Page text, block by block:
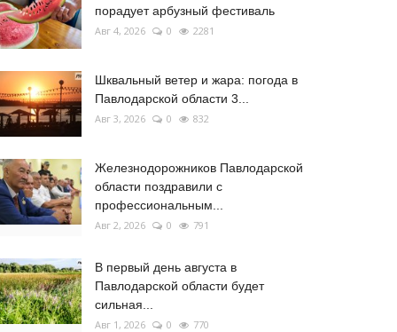
порадует арбузный фестиваль
Авг 4, 2026 0 2281
Шквальный ветер и жара: погода в
Павлодарской области 3...
Авг 3, 2026 0 832
Железнодорожников Павлодарской
области поздравили с
профессиональным...
Авг 2, 2026 0 791
В первый день августа в
Павлодарской области будет
сильная...
Авг 1, 2026 0 770